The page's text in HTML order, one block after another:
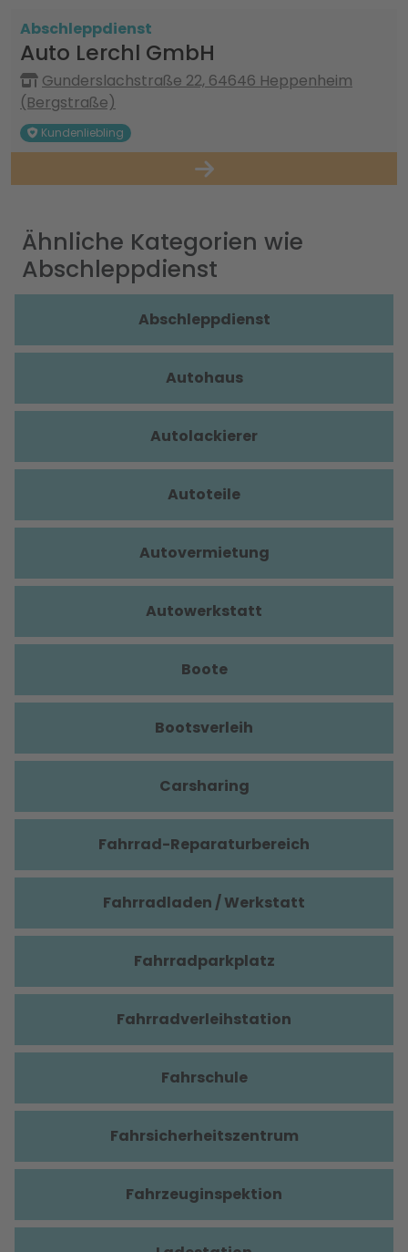
Abschleppdienst
Auto Lerchl GmbH
Gunderslachstraße 22, 64646 Heppenheim
(Bergstraße)
Kundenliebling
Ähnliche Kategorien wie
Abschleppdienst
Abschleppdienst
Autohaus
Autolackierer
Autoteile
Autovermietung
Autowerkstatt
Boote
Bootsverleih
Carsharing
Fahrrad-Reparaturbereich
Fahrradladen / Werkstatt
Fahrradparkplatz
Fahrradverleihstation
Fahrschule
Fahrsicherheitszentrum
Fahrzeuginspektion